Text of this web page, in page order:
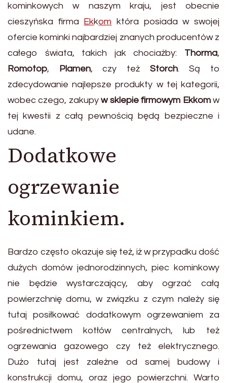
kominkowych w naszym kraju, jest obecnie
cieszyńska firma Ekkom która posiada w swojej
ofercie kominki najbardziej znanych producentów z
całego świata, takich jak chociażby: Thorma,
Romotop, Plamen, czy też Storch. Są to
zdecydowanie najlepsze produkty w tej kategorii,
wobec czego, zakupyw sklepie firmowym Ekkomw
tej kwestii z całą pewnością będą bezpieczne i
udane.
Dodatkowe
ogrzewanie
kominkiem.
Bardzo często okazuje się też, iż w przypadku dość
dużych domów jednorodzinnych, piec kominkowy
nie będzie wystarczający, aby ogrzać całą
powierzchnię domu, w związku z czym należy się
tutaj posiłkować dodatkowym ogrzewaniem za
pośrednictwem kotłów centralnych, lub też
ogrzewania gazowego czy też elektrycznego.
Dużo tutaj jest zależne od samej budowy i
konstrukcji domu, oraz jego powierzchni. Warto